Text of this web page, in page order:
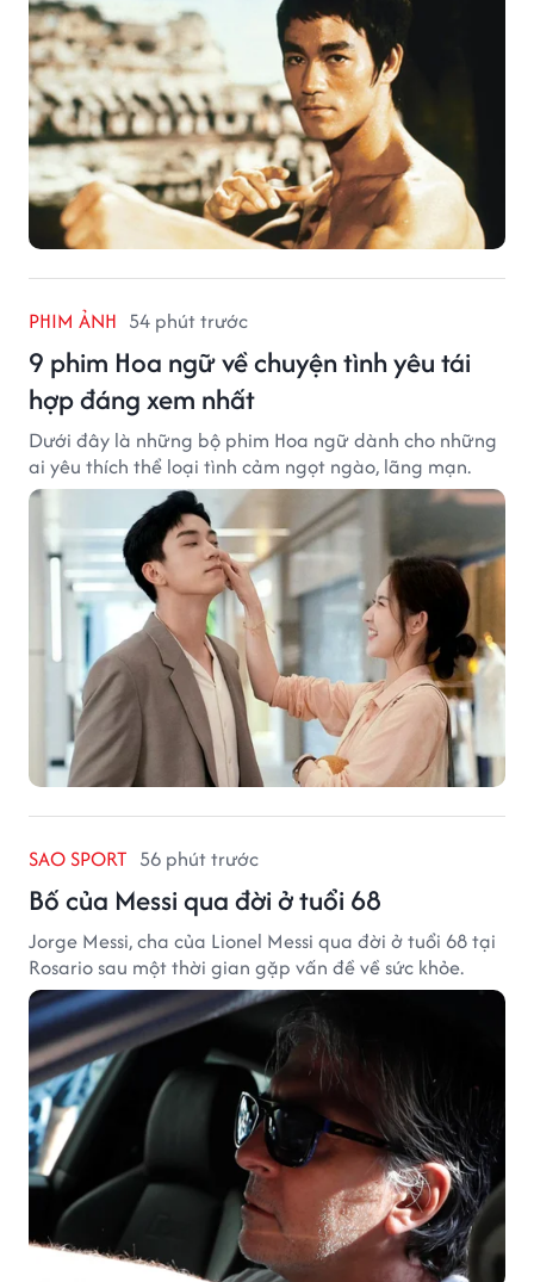
PHIM ẢNH 54 phút trước
9 phim Hoa ngữ về chuyện tình yêu tái
hợp đáng xem nhất
Dưới đây là những bộ phim Hoa ngữ dành cho những
ai yêu thích thể loại tình cảm ngọt ngào, lãng mạn.
SAO SPORT 56 phút trước
Bố của Messi qua đời ở tuổi 68
Jorge Messi, cha của Lionel Messi qua đời ở tuổi 68 tại
Rosario sau một thời gian gặp vấn đề về sức khỏe.